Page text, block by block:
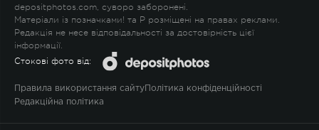
depositphotos.com, суворо заборонені.
Матеріали із позначками! та P розміщені на правах реклами.
Редакція не несе відповідальності за достовірність цієї
інформації.
Стокові фото від:
Правила використання сайту Політика конфіденційності
Редакційна політика